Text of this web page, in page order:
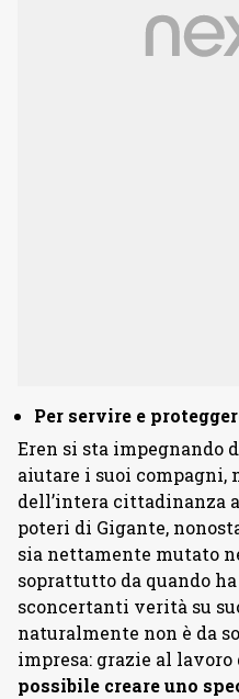
Per servire e
Eren si sta impegnando
aiutare i suoi compagni,
dell’intera cittadinanza
poteri di Gigante,
sia nettamente mutato
soprattutto da quando
sconcertanti verità su
naturalmente non è da
impresa: grazie al
possibile creare uno